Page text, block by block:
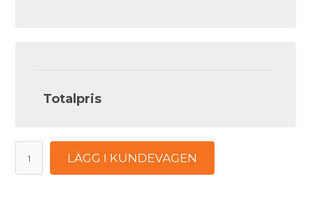
Totalpris
LÄGG I KUNDEVAGEN